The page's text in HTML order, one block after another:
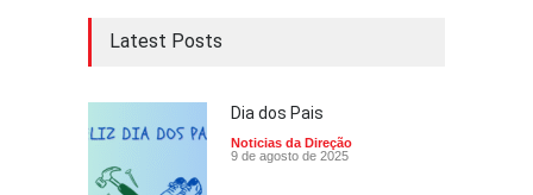
Latest Posts
Dia dos Pais
Noticias da Direção
9 de agosto de 2025